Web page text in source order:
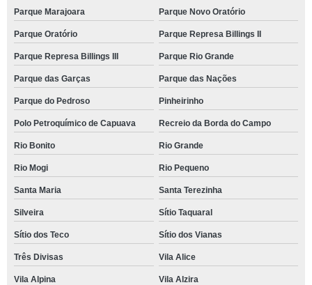
Parque Marajoara Parque Novo Oratório
Parque Oratório Parque Represa Billings II
Parque Represa Billings III Parque Rio Grande
Parque das Garças Parque das Nações
Parque do Pedroso Pinheirinho
Polo Petroquímico de Capuava Recreio da Borda do Campo
Rio Bonito Rio Grande
Rio Mogi Rio Pequeno
Santa Maria Santa Terezinha
Silveira Sítio Taquaral
Sítio dos Teco Sítio dos Vianas
Três Divisas Vila Alice
Vila Alpina Vila Alzira